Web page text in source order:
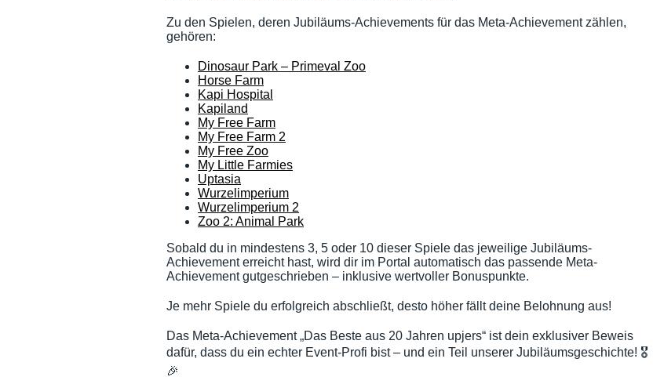
Zu den Spielen, deren Jubiläums-Achievements für das Meta-Achievement zählen,
gehören:
Dinosaur Park – Primeval Zoo
Horse Farm
Kapi Hospital
Kapiland
My Free Farm
My Free Farm 2
My Free Zoo
My Little Farmies
Uptasia
Wurzelimperium
Wurzelimperium 2
Zoo 2: Animal Park
Sobald du in mindestens 3, 5 oder 10 dieser Spiele das jeweilige Jubiläums-
Achievement erreicht hast, wird dir im Portal automatisch das passende Meta-
Achievement gutgeschrieben – inklusive wertvoller Bonuspunkte.
Je mehr Spiele du erfolgreich abschließt, desto höher fällt deine Belohnung aus!
Das Meta-Achievement „Das Beste aus 20 Jahren upjers“ ist dein exklusiver Beweis
dafür, dass du ein echter Event-Profi bist – und ein Teil unserer Jubiläumsgeschichte! 🎖️
🎉